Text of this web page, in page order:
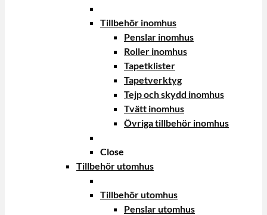
Tillbehör inomhus
Penslar inomhus
Roller inomhus
Tapetklister
Tapetverktyg
Tejp och skydd inomhus
Tvätt inomhus
Övriga tillbehör inomhus
Close
Tillbehör utomhus
Tillbehör utomhus
Penslar utomhus